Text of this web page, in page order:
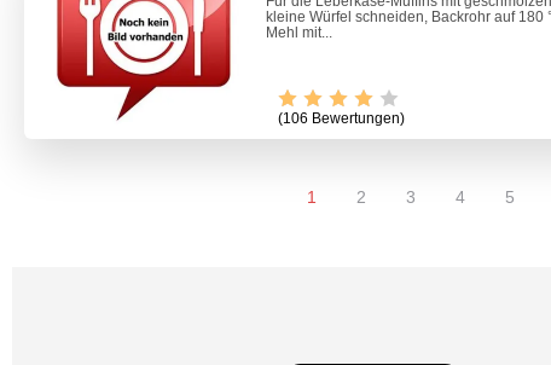
kleine Würfel schneiden, Backrohr auf 180
Mehl mit...
(106 Bewertungen)
1 2 3 4 5